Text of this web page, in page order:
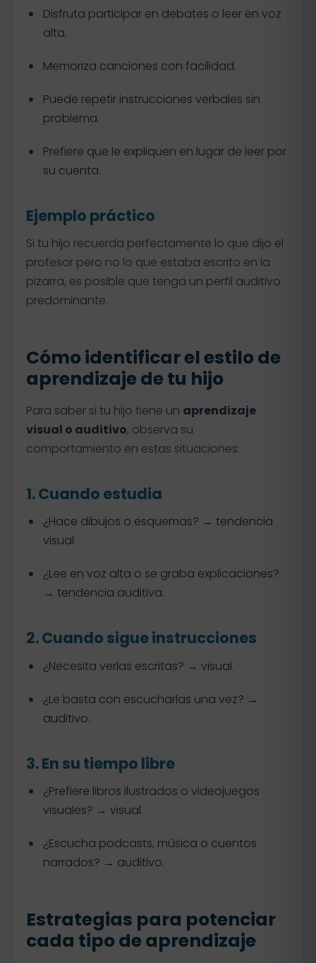
Disfruta participar en debates o leer en voz
alta.
Memoriza canciones con facilidad.
Puede repetir instrucciones verbales sin
problema.
Prefiere que le expliquen en lugar de leer por
su cuenta.
Ejemplo práctico
Si tu hijo recuerda perfectamente lo que dijo el
profesor pero no lo que estaba escrito en la
pizarra, es posible que tenga un perfil auditivo
predominante.
Cómo identificar el estilo de
aprendizaje de tu hijo
Para saber si tu hijo tiene un aprendizaje
visual o auditivo, observa su
comportamiento en estas situaciones:
1. Cuando estudia
¿Hace dibujos o esquemas? → tendencia
visual.
¿Lee en voz alta o se graba explicaciones?
→ tendencia auditiva.
2. Cuando sigue instrucciones
¿Necesita verlas escritas? → visual.
¿Le basta con escucharlas una vez? →
auditivo.
3. En su tiempo libre
¿Prefiere libros ilustrados o videojuegos
visuales? → visual.
¿Escucha podcasts, música o cuentos
narrados? → auditivo.
Estrategias para potenciar
cada tipo de aprendizaje